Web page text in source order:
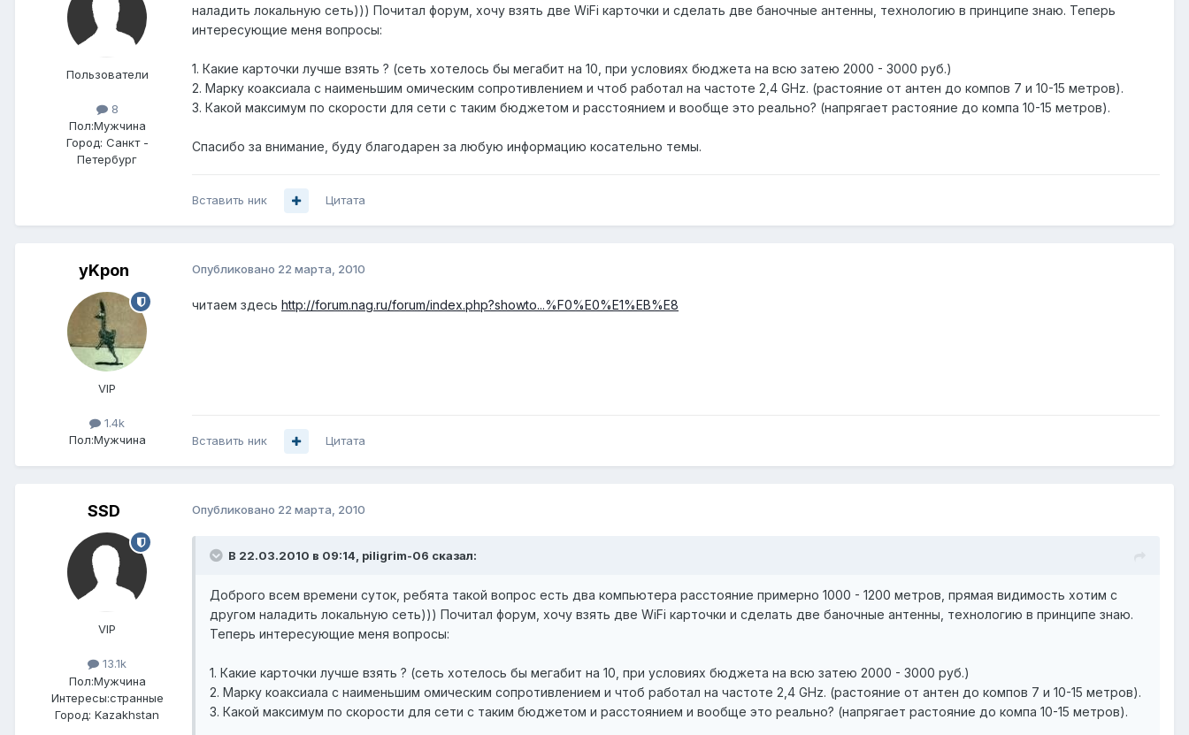
Пользователи
8
Пол:Мужчина
Город: Санкт -
Петербург
наладить локальную сеть))) Почитал форум, хочу взять две WiFi карточки и сделать две баночные антенны, технологию в принципе знаю. Теперь
интересующие меня вопросы:
1. Какие карточки лучше взять ? (сеть хотелось бы мегабит на 10, при условиях бюджета на всю затею 2000 - 3000 руб.)
2. Марку коаксиала с наименьшим омическим сопротивлением и чтоб работал на частоте 2,4 GHz. (растояние от антен до компов 7 и 10-15 метров).
3. Какой максимум по скорости для сети с таким бюджетом и расстоянием и вообще это реально? (напрягает растояние до компа 10-15 метров).
Спасибо за внимание, буду благодарен за любую информацию косательно темы.
Вставить ник Цитата
yKpon
VIP
1.4k
Пол:Мужчина
Опубликовано 22 марта, 2010
читаем здесь http://forum.nag.ru/forum/index.php?showto...%F0%E0%E1%EB%E8
Вставить ник Цитата
SSD
VIP
13.1k
Пол:Мужчина
Интересы:странные
Город: Kazakhstan
Опубликовано 22 марта, 2010
В 22.03.2010 в 09:14, piligrim-06 сказал:
Доброго всем времени суток, ребята такой вопрос есть два компьютера расстояние примерно 1000 - 1200 метров, прямая видимость хотим с
другом наладить локальную сеть))) Почитал форум, хочу взять две WiFi карточки и сделать две баночные антенны, технологию в принципе знаю.
Теперь интересующие меня вопросы:
1. Какие карточки лучше взять ? (сеть хотелось бы мегабит на 10, при условиях бюджета на всю затею 2000 - 3000 руб.)
2. Марку коаксиала с наименьшим омическим сопротивлением и чтоб работал на частоте 2,4 GHz. (растояние от антен до компов 7 и 10-15 метров).
3. Какой максимум по скорости для сети с таким бюджетом и расстоянием и вообще это реально? (напрягает растояние до компа 10-15 метров).